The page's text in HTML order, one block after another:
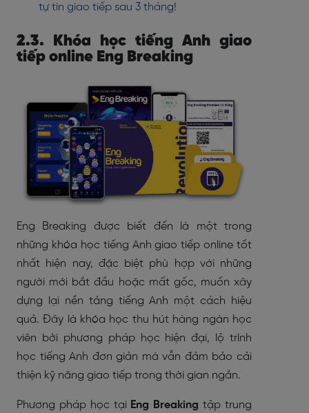
tự tin giao tiếp sau 3 tháng!
2.3. Khóa học tiếng Anh giao
tiếp online Eng Breaking
Eng Breaking được biết đến là một trong
những khóa học tiếng Anh giao tiếp online tốt
nhất hiện nay, đặc biệt phù hợp với những
người mới bắt đầu hoặc mất gốc, muốn xây
dựng lại nền tảng tiếng Anh một cách hiệu
quả. Đây là khóa học thu hút hàng ngàn học
viên bởi phương pháp học hiện đại, lộ trình
học tiếng Anh đơn giản mà vẫn đảm bảo cải
thiện kỹ năng giao tiếp trong thời gian ngắn.
Phương pháp học tại Eng Breaking tập trung